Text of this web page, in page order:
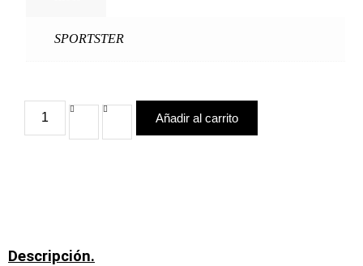
SPORTSTER
Añadir al carrito
Descripción.